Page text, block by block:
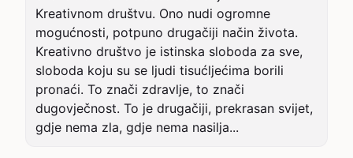
Kreativnom društvu. Ono nudi ogromne
mogućnosti, potpuno drugačiji način života.
Kreativno društvo je istinska sloboda za sve,
sloboda koju su se ljudi tisućljećima borili
pronaći. To znači zdravlje, to znači
dugovječnost. To je drugačiji, prekrasan svijet,
gdje nema zla, gdje nema nasilja...